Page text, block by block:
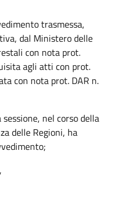
trasmessa,
dal Ministero delle
con nota prot.
agli atti con prot.
con nota prot. DAR n.
sessione, nel corso della
delle Regioni, ha